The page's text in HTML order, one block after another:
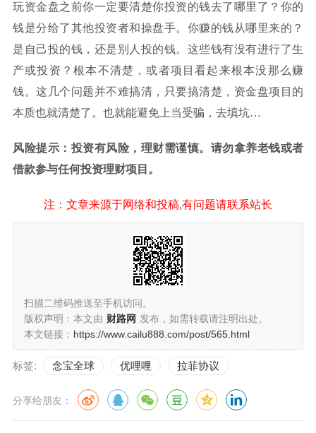
玩资金盘之前你一定要清楚你投资的钱去了哪里了？你的
钱是分给了其他投资者和操盘手。你赚的钱从哪里来的？
是自己投的钱，还是别人投的钱。这些钱有没有进行了生
产或投资？根本不清楚，或者项目看起来根本没那么赚
钱。这几个问题并不难搞清，只要搞清楚，资金盘项目的
本质也就清楚了。也就能避免上当受骗，去填坑…
风险提示：投资有风险，理财需谨慎。请勿拿养老钱或者
借款参与任何投资理财项目。
注：文章来源于网络和投稿,有问题请联系站长
扫描二维码推送至手机访问。
版权声明：本文由 财路网 发布，如需转载请注明出处。
本文链接： https://www.cailu888.com/post/565.html
标签: 念宝全球 优哩哩 拉菲协议
分享给朋友：